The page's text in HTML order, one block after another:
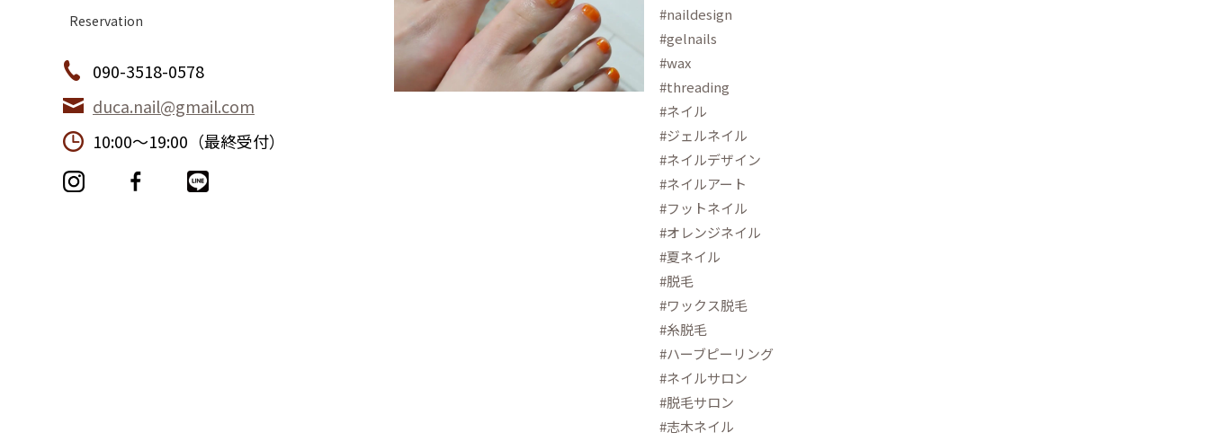
Reservation
090-3518-0578
duca.nail@gmail.com
10:00〜19:00（最終受付）
#naildesign
#gelnails
#wax
#threading
#ネイル
#ジェルネイル
#ネイルデザイン
#ネイルアート
#フットネイル
#オレンジネイル
#夏ネイル
#脱毛
#ワックス脱毛
#糸脱毛
#ハーブピーリング
#ネイルサロン
#脱毛サロン
#志木ネイル